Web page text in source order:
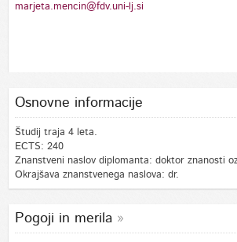
marjeta.mencin@fdv.uni-lj.si
Osnovne informacije
Študij traja 4 leta.
ECTS: 240
Znanstveni naslov diplomanta: doktor znanosti
Okrajšava znanstvenega naslova: dr.
Pogoji in merila